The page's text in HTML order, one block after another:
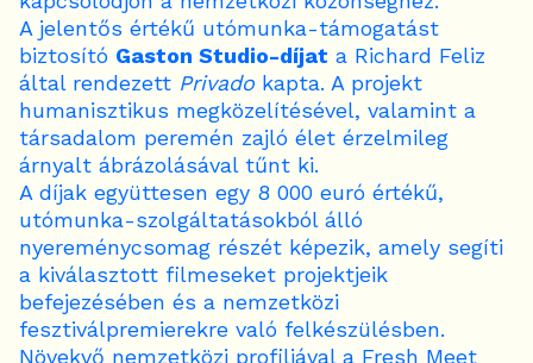
A jelentős értékű utómunka-támogatást
biztosító Gaston Studio-díjat a Richard Feliz
által rendezett Privado kapta. A projekt
humanisztikus megközelítésével, valamint a
társadalom peremén zajló élet érzelmileg
árnyalt ábrázolásával tűnt ki.
A díjak együttesen egy 8 000 euró értékű,
utómunka-szolgáltatásokból álló
nyereménycsomag részét képezik, amely segíti
a kiválasztott filmeseket projektjeik
befejezésében és a nemzetközi
fesztiválpremierekre való felkészülésben.
Növekvő nemzetközi profiljával a Fresh Meet